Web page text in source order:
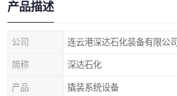
产品描述
公司 连云港深达石化装备有限公司
简称 深达石化
产品 撬装系统设备